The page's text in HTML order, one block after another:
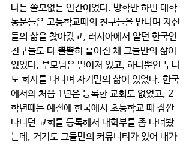
나는 쓸모없는 인간이었다. 방학만 하면 대학
동문들은 고등학교때의 친구들을 만나며 자신
들의 삶을 찾아갔고, 러시아에서 알던 한국인
친구들도 다 뿔뿔히 흩어진 채 그들만의 삶이
있었다. 부모님은 떨어져 있고, 하나뿐인 누나
도 회사를 다니며 자기만의 삶이 있었다. 한국
에서의 처음 1년은 등록한 교회도 없었고, 2
학년때는 예전에 한국에서 초등학교 때 잠깐
다니던 교회를 등록해서 대학부를 좀 다녀봤
는데, 거기도 그들만의 커뮤니티가 있어 내가